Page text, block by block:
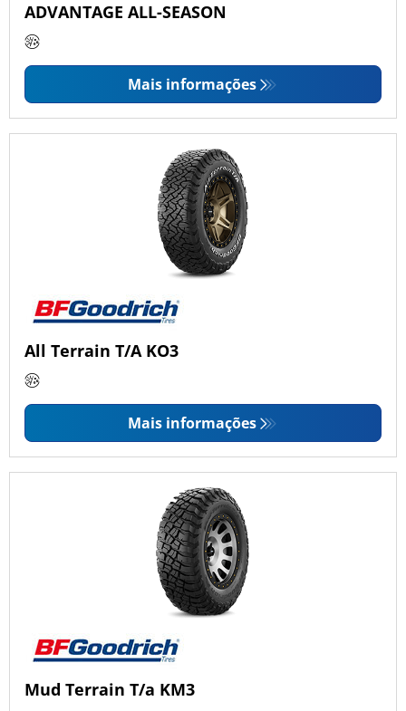
ADVANTAGE ALL-SEASON
Mais informações
All Terrain T/A KO3
Mais informações
Mud Terrain T/a KM3